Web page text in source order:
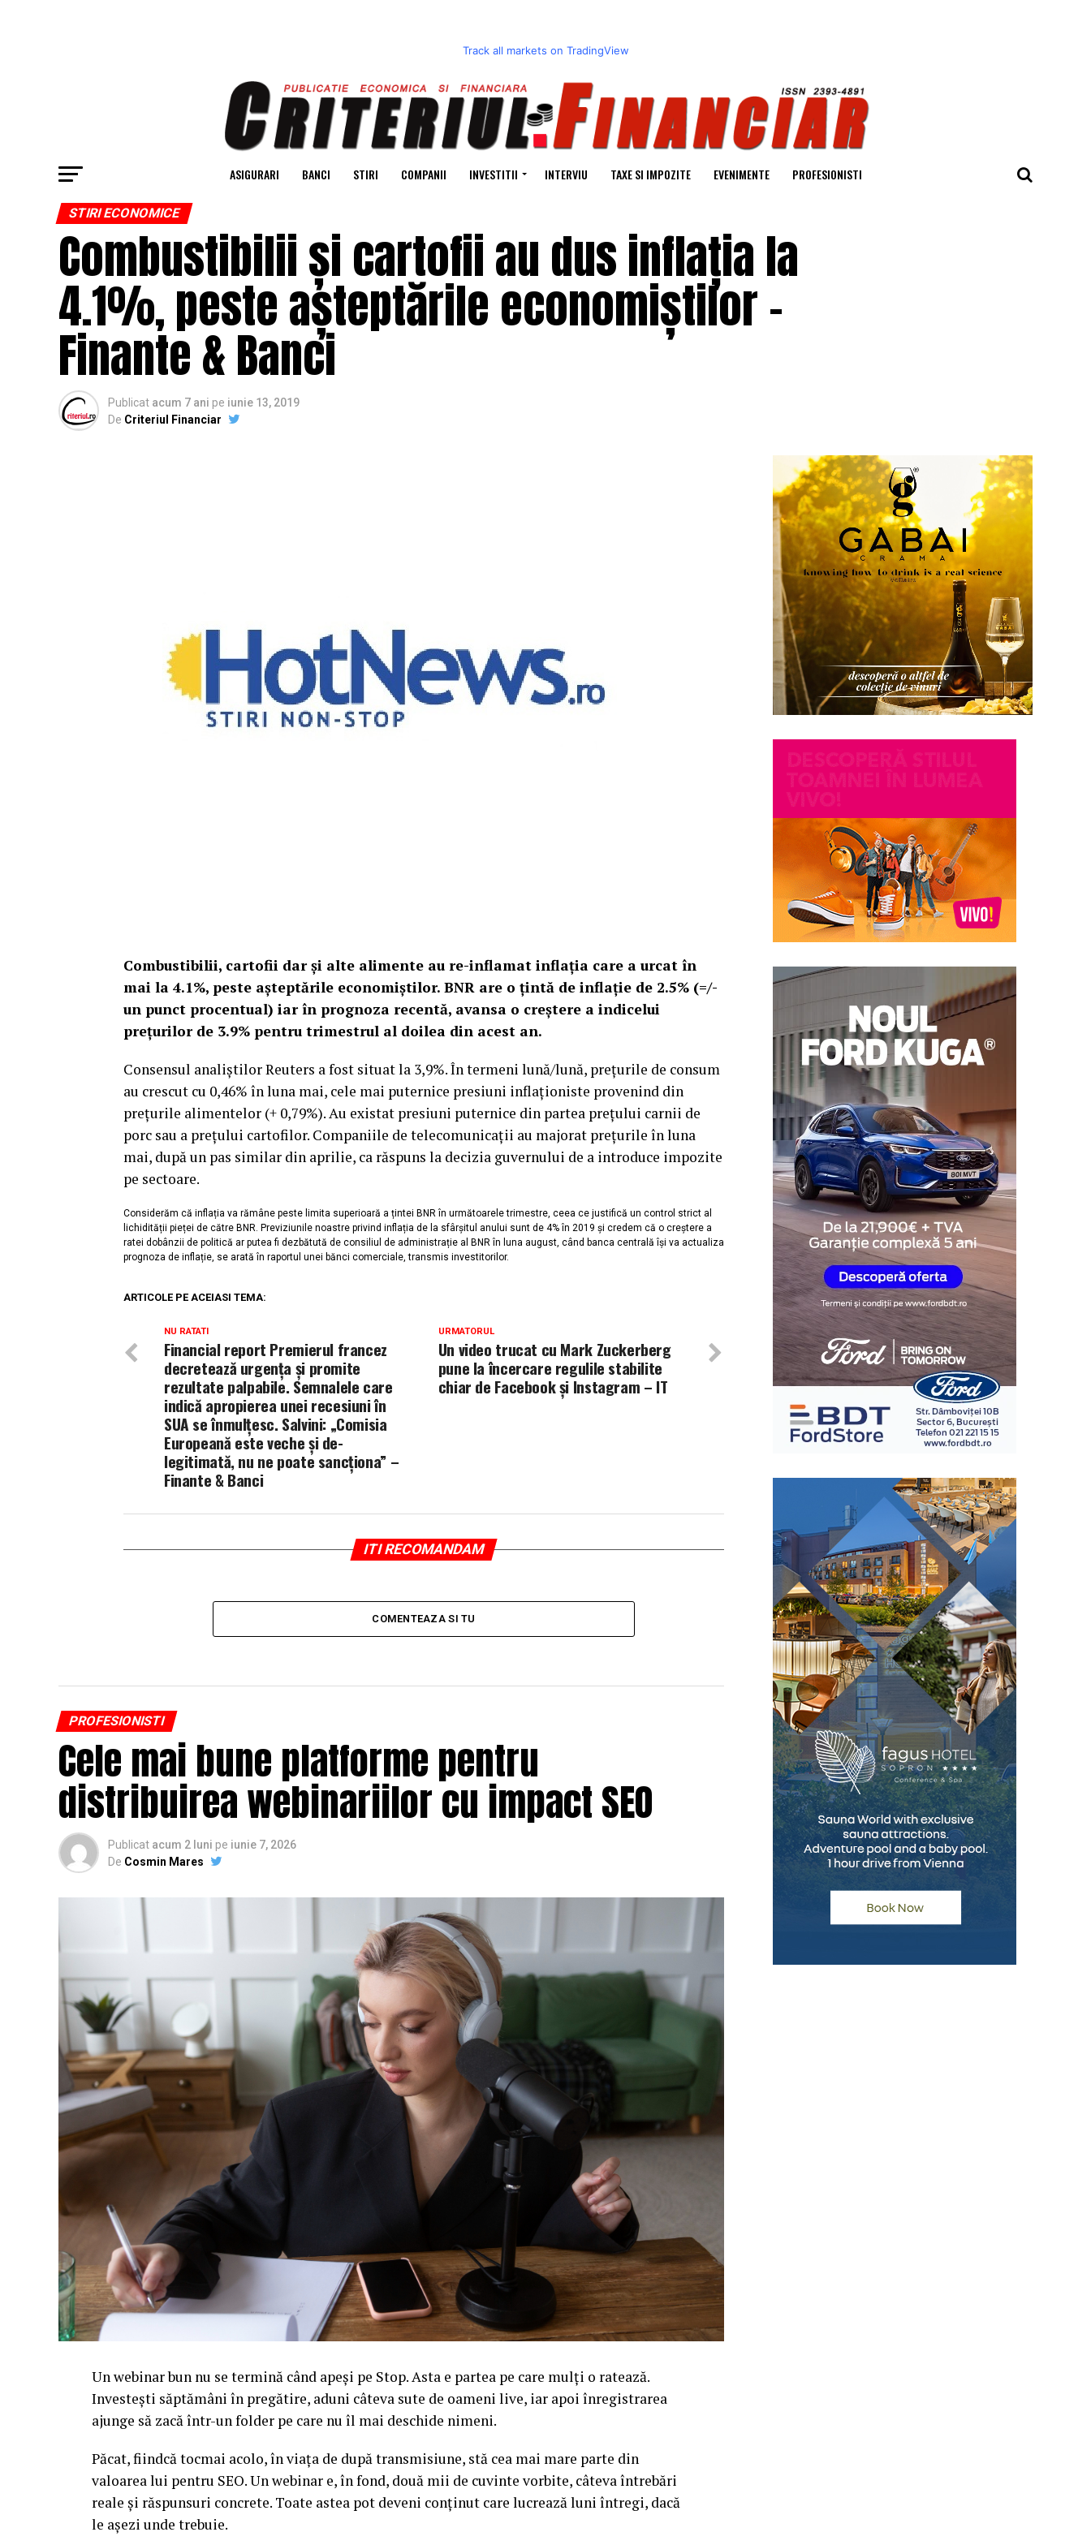
Track all markets on TradingView
ASIGURARI BANCI STIRI COMPANII INVESTITII INTERVIU TAXE SI IMPOZITE EVENIMENTE PROFESIONISTI
STIRI ECONOMICE
Combustibilii și cartofii au dus inflația la
4.1%, peste așteptările economiștilor –
Finante & Banci
Publicat acum 7 ani pe iunie 13, 2019
De Criteriul Financiar
Combustibilii, cartofii dar și alte alimente au re-inflamat inflația care a urcat în
mai la 4.1%, peste așteptările economiștilor. BNR are o țintă de inflație de 2.5% (=/-
un punct procentual) iar în prognoza recentă, avansa o creștere a indicelui
prețurilor de 3.9% pentru trimestrul al doilea din acest an.
Consensul analiștilor Reuters a fost situat la 3,9%. În termeni lună/lună, prețurile de consum
au crescut cu 0,46% în luna mai, cele mai puternice presiuni inflaționiste provenind din
prețurile alimentelor (+ 0,79%). Au existat presiuni puternice din partea prețului carnii de
porc sau a prețului cartofilor. Companiile de telecomunicații au majorat prețurile în luna
mai, după un pas similar din aprilie, ca răspuns la decizia guvernului de a introduce impozite
pe sectoare.
Considerăm că inflația va rămâne peste limita superioară a țintei BNR în următoarele trimestre, ceea ce justifică un control strict al
lichidității pieței de către BNR. Previziunile noastre privind inflația de la sfârșitul anului sunt de 4% în 2019 și credem că o creștere a
ratei dobânzii de politică ar putea fi dezbătută de consiliul de administrație al BNR în luna august, când banca centrală își va actualiza
prognoza de inflație, se arată în raportul unei bănci comerciale, transmis investitorilor.
ARTICOLE PE ACEIASI TEMA:
URMATORUL
Un video trucat cu Mark Zuckerberg
pune la încercare regulile stabilite
chiar de Facebook și Instagram – IT
NU RATATI
Financial report Premierul francez
decretează urgența și promite
rezultate palpabile. Semnalele care
indică apropierea unei recesiuni în
SUA se înmulţesc. Salvini: „Comisia
Europeană este veche și de-
legitimată, nu ne poate sancționa” –
Finante & Banci
ITI RECOMANDAM
COMENTEAZA SI TU
PROFESIONISTI
Cele mai bune platforme pentru
distribuirea webinariilor cu impact SEO
Publicat acum 2 luni pe iunie 7, 2026
De Cosmin Mares
Un webinar bun nu se termină când apeși pe Stop. Asta e partea pe care mulți o ratează.
Investești săptămâni în pregătire, aduni câteva sute de oameni live, iar apoi înregistrarea
ajunge să zacă într-un folder pe care nu îl mai deschide nimeni.
Păcat, fiindcă tocmai acolo, în viața de după transmisiune, stă cea mai mare parte din
valoarea lui pentru SEO. Un webinar e, în fond, două mii de cuvinte vorbite, câteva întrebări
reale și răspunsuri concrete. Toate astea pot deveni conținut care lucrează luni întregi, dacă
le așezi unde trebuie.